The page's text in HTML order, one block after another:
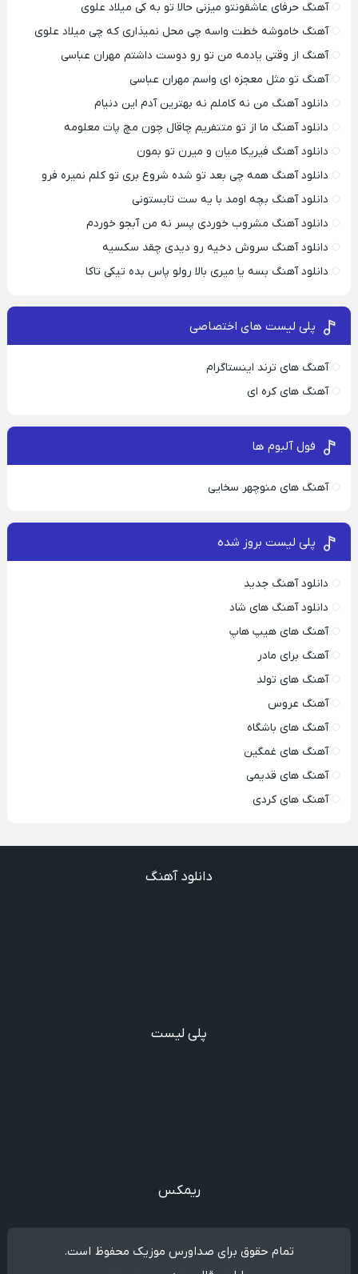
آهنگ حرفای عاشقونتو میزنی حالا تو به کی میلاد علوی
آهنگ خاموشه خطت واسه چی محل نمیذاری که چی میلاد علوی
آهنگ از وقتی یادمه من تو رو دوست داشتم مهران عباسی
آهنگ تو مثل معجزه ای واسم مهران عباسی
دانلود آهنگ من نه کاملم نه بهترین آدم این دنیام
دانلود آهنگ ما از تو متنفریم چاقال چون مچ پات معلومه
دانلود آهنگ فیریکا میان و میرن تو بمون
دانلود آهنگ همه چی بعد تو شده شروع بری تو کلم نمیره فرو
دانلود آهنگ بچه اومد با یه ست تابستونی
دانلود آهنگ مشروب خوردی پسر نه من آبجو خوردم
دانلود آهنگ سروش دخیه رو دیدی چقد سکسیه
دانلود آهنگ بسه یا میری بالا رولو پاس بده تیکی تاکا
پلی لیست های اختصاصی
آهنگ های ترند اینستاگرام
آهنگ های کره ای
فول آلبوم ها
آهنگ های منوچهر سخایی
پلی لیست بروز شده
دانلود آهنگ جدید
دانلود آهنگ های شاد
آهنگ های هیپ هاپ
آهنگ برای مادر
آهنگ های تولد
آهنگ عروس
آهنگ های باشگاه
آهنگ های غمگین
آهنگ های قدیمی
آهنگ های کردی
دانلود آهنگ
پلی لیست
ریمکس
تمام حقوق برای صداورس موزیک محفوظ است.